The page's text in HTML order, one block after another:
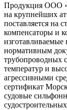
Продукция ООО
на крупнейших
поставляется на
компенсаторы и
нормативным
трубопроводных
температур и
агрессивными
сертификат
судовые